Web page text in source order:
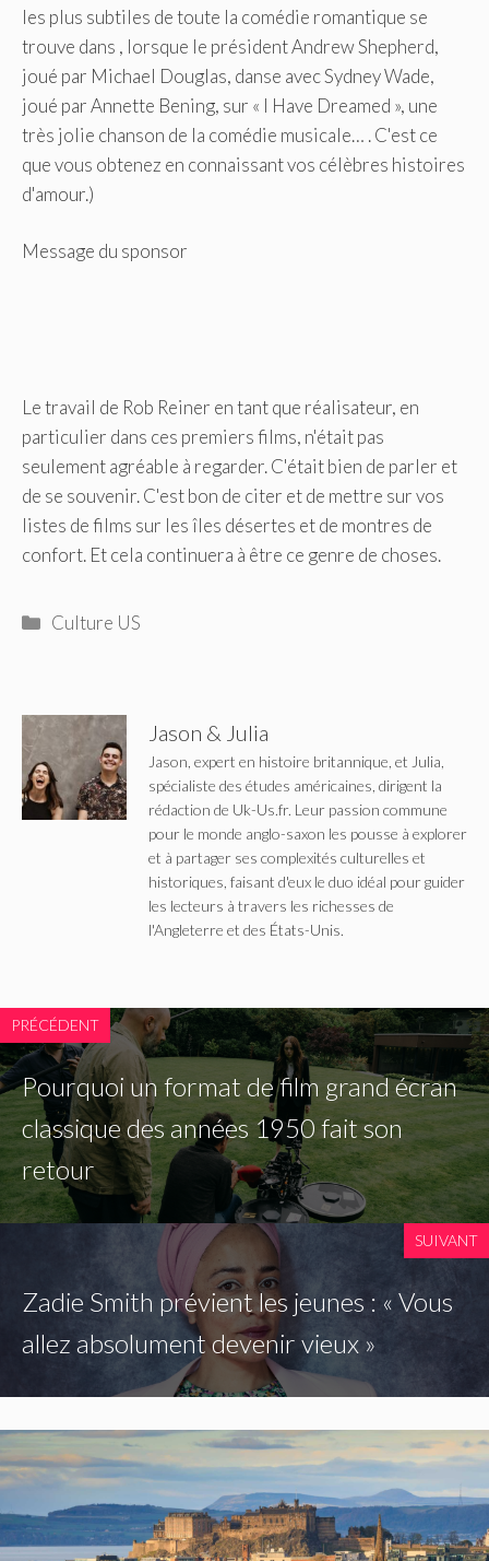
les plus subtiles de toute la comédie romantique se
trouve dans , lorsque le président Andrew Shepherd,
joué par Michael Douglas, danse avec Sydney Wade,
joué par Annette Bening, sur « I Have Dreamed », une
très jolie chanson de la comédie musicale… . C'est ce
que vous obtenez en connaissant vos célèbres histoires
d'amour.)
Message du sponsor
Le travail de Rob Reiner en tant que réalisateur, en
particulier dans ces premiers films, n'était pas
seulement agréable à regarder. C'était bien de parler et
de se souvenir. C'est bon de citer et de mettre sur vos
listes de films sur les îles désertes et de montres de
confort. Et cela continuera à être ce genre de choses.
Catégories
Culture US
Jason & Julia
Jason, expert en histoire britannique, et Julia,
spécialiste des études américaines, dirigent la
rédaction de Uk-Us.fr. Leur passion commune
pour le monde anglo-saxon les pousse à explorer
et à partager ses complexités culturelles et
historiques, faisant d'eux le duo idéal pour guider
les lecteurs à travers les richesses de
l'Angleterre et des États-Unis.
PRÉCÉDENT
Pourquoi un format de film grand écran
classique des années 1950 fait son
retour
SUIVANT
Zadie Smith prévient les jeunes : « Vous
allez absolument devenir vieux »